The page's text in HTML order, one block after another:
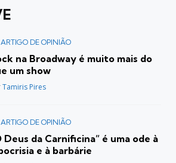
ARTIGO DE OPINIÃO
na Broadway é muito mais do
um show
Tamiris Pires
ARTIGO DE OPINIÃO
Deus da Carnificina” é uma ode à
e à barbárie